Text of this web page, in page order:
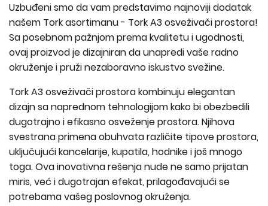
Uzbuđeni smo da vam predstavimo najnoviji dodatak
našem Tork asortimanu - Tork A3 osveživači prostora!
Sa posebnom pažnjom prema kvalitetu i ugodnosti,
ovaj proizvod je dizajniran da unapredi vaše radno
okruženje i pruži nezaboravno iskustvo svežine.
Tork A3 osveživači prostora kombinuju elegantan
dizajn sa naprednom tehnologijom kako bi obezbedili
dugotrajno i efikasno osveženje prostora. Njihova
svestrana primena obuhvata različite tipove prostora,
uključujući kancelarije, kupatila, hodnike i još mnogo
toga. Ova inovativna rešenja nude ne samo prijatan
miris, već i dugotrajan efekat, prilagođavajući se
potrebama vašeg poslovnog okruženja.